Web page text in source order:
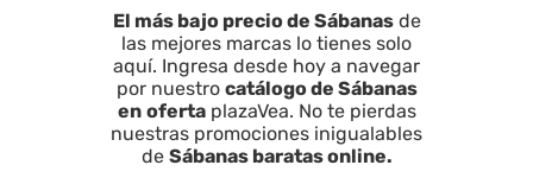
El más bajo precio de Sábanasde
las mejores marcas lo tienes solo
aquí. Ingresa desde hoy a navegar
por nuestro catálogo de Sábanas
en ofertaplazaVea. No te pierdas
nuestras promociones inigualables
de Sábanas baratas online.